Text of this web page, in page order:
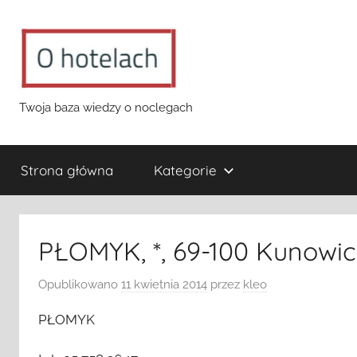
o-
hotelach.pl
Twoja baza wiedzy o noclegach
Strona główna Kategorie
PŁOMYK, *, 69-100
Opublikowano 11 kwietnia 2014 przez kleo
PŁOMYK